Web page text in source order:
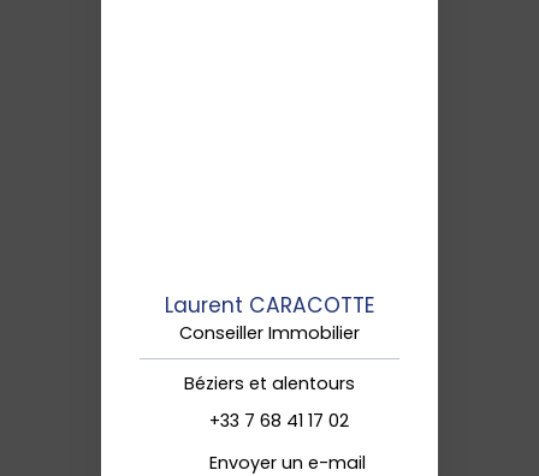
Laurent CARACOTTE
Conseiller Immobilier
Béziers et alentours
+33 7 68 41 17 02
Envoyer un e-mail